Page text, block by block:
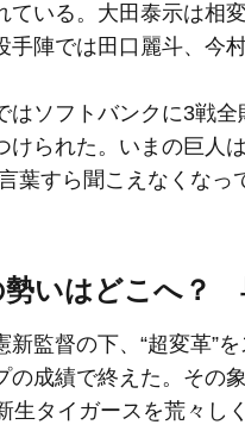
ている。大田泰示は相
手陣では田口麗斗、今
ソフトバンクに3戦全
けられた。いまの巨人
葉すら聞こえなくなっ
勢いはどこへ？
監督の下、“超変革”
の成績で終えた。その
生タイガースを荒々し